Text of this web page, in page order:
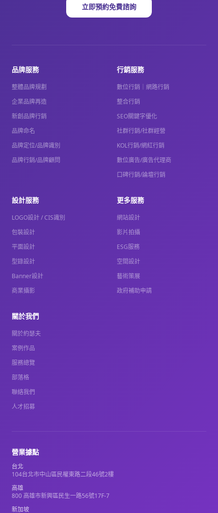
立即預約免費諮詢
品牌服務
整體品牌規劃
企業品牌再造
新創品牌行銷
品牌命名
品牌定位/品牌識別
品牌行銷/品牌顧問
行銷服務
數位行銷｜網路行銷
整合行銷
SEO關鍵字優化
社群行銷/社群經營
KOL行銷/網紅行銷
數位廣告/廣告代理商
口碑行銷/論壇行銷
設計服務
LOGO設計 / CIS識別
包裝設計
平面設計
型錄設計
Banner設計
商業攝影
更多服務
網站設計
影片拍攝
ESG服務
空間設計
藝術策展
政府補助申請
關於我們
關於約瑟夫
案例作品
服務總覽
部落格
聯絡我們
人才招募
營業據點
台北
104台北市中山區民權東路二段46號2樓
高雄
800 高雄市新興區民生一路56號17F-7
新加坡